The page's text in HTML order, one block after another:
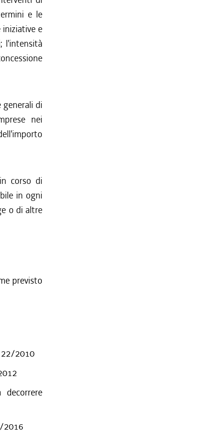
e le
e
l'intensità
di
nei
corso di
in ogni
o di altre
previsto
22/2010
2016